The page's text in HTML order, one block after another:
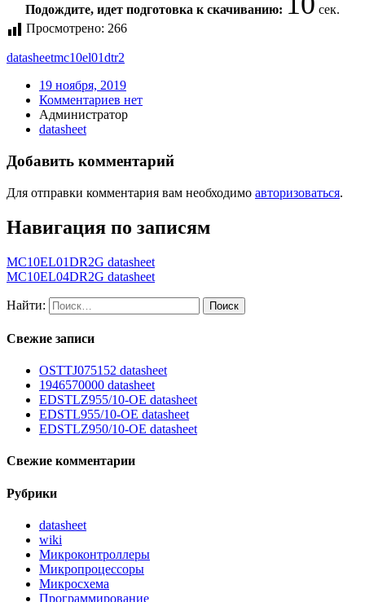
Подождите, идет подготовка к скачиванию:
сек.
Просмотрено: 266
datasheetmc10el01dtr2
19 ноября, 2019
Комментариев нет
Администратор
datasheet
Добавить комментарий
Для отправки комментария вам необходимо авторизоваться.
Навигация по записям
MC10EL01DR2G datasheet
MC10EL04DR2G datasheet
Найти:
Свежие записи
OSTTJ075152 datasheet
1946570000 datasheet
EDSTLZ955/10-OE datasheet
EDSTL955/10-OE datasheet
EDSTLZ950/10-OE datasheet
Свежие комментарии
Рубрики
datasheet
wiki
Микроконтроллеры
Микропроцессоры
Микросхема
Программирование